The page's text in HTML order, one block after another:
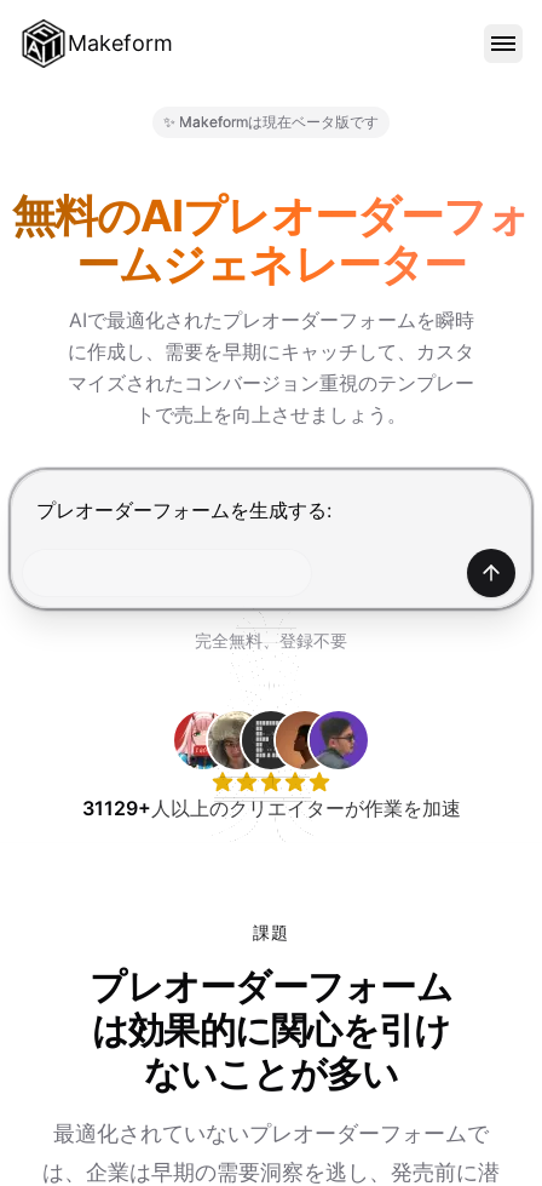
Makeform
ブログ
料金
サインイン
✨ Makeformは現在ベータ版です
無料のAIプレオーダーフォ
ームジェネレーター
AIで最適化されたプレオーダーフォームを瞬時
に作成し、需要を早期にキャッチして、カスタ
マイズされたコンバージョン重視のテンプレー
トで売上を向上させましょう。
Enterで送信、Shift+Enterで改行
生成
完全無料、登録不要
31129+人以上のクリエイターが作業を加速
課題
プレオーダーフォーム
は効果的に関心を引け
ないことが多い
最適化されていないプレオーダーフォームで
は、企業は早期の需要洞察を逃し、発売前に潜